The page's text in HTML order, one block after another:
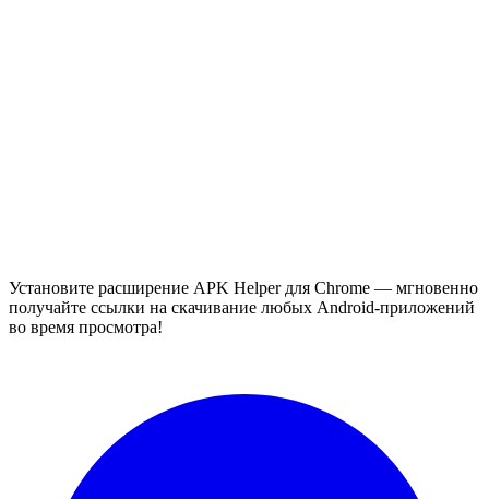
Установите расширение APK Helper для Chrome — мгновенно
получайте ссылки на скачивание любых Android-приложений
во время просмотра!